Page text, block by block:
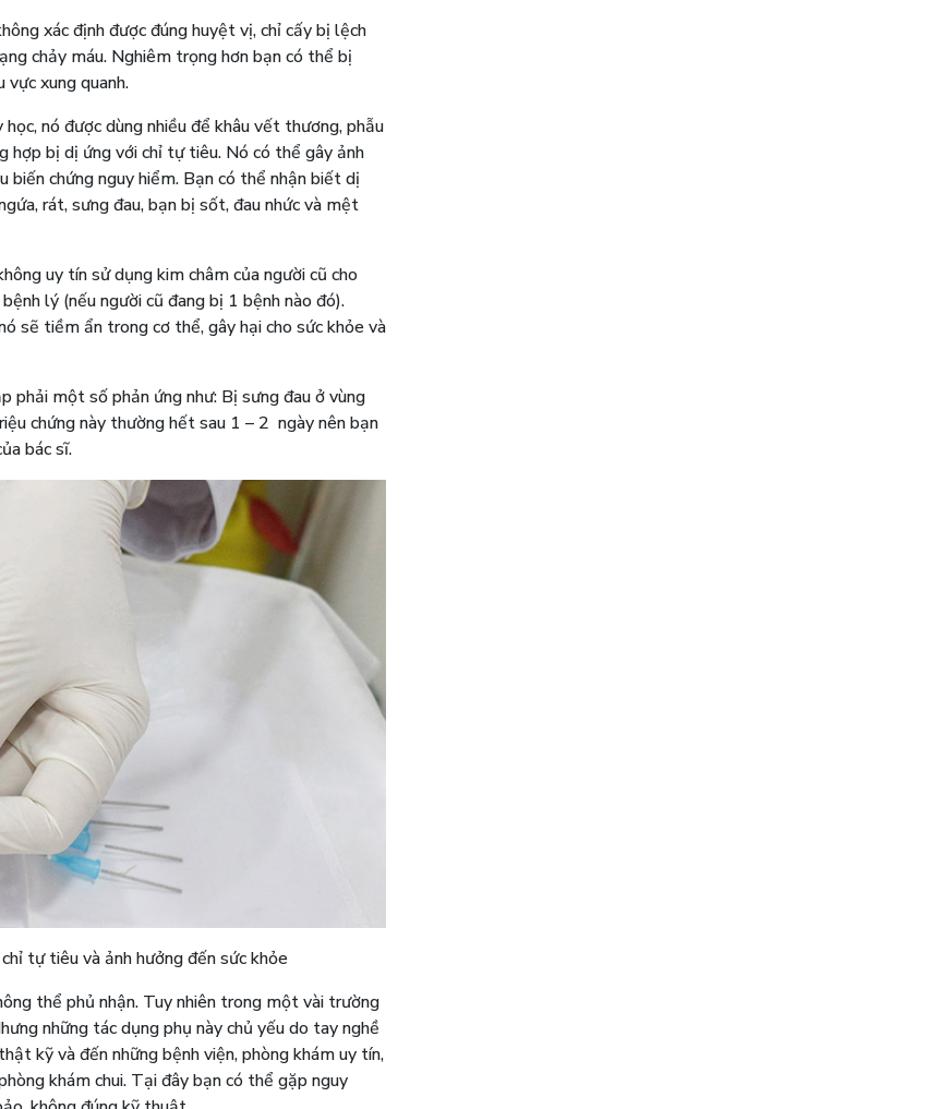
xác định được đúng huyệt vị, chỉ cấy bị lệch
chảy máu. Nghiêm trọng hơn bạn có thể bị
xung quanh.
nó được dùng nhiều để khâu vết thương, phẫu
hợp bị dị ứng với chỉ tự tiêu. Nó có thể gây ảnh
biến chứng nguy hiểm. Bạn có thể nhận biết dị
rát, sưng đau, bạn bị sốt, đau nhức và mệt
uy tín sử dụng kim châm của người cũ cho
lý (nếu người cũ đang bị 1 bệnh nào đó).
sẽ tiềm ẩn trong cơ thể, gây hại cho sức khỏe và
phải một số phản ứng như: Bị sưng đau ở vùng
chứng này thường hết sau 1 – 2 ngày nên bạn
bác sĩ.
tự tiêu và ảnh hưởng đến sức khỏe
thể phủ nhận. Tuy nhiên trong một vài trường
những tác dụng phụ này chủ yếu do tay nghề
kỹ và đến những bệnh viện, phòng khám uy tín,
khám chui. Tại đây bạn có thể gặp nguy